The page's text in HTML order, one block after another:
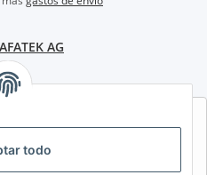
todo
AFATEK AG
REGIÓN E IDIOMA |